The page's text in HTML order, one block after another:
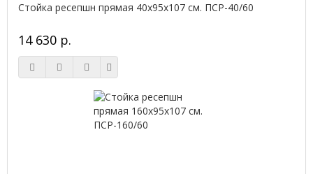
Стойка ресепшн прямая 40х95х107 см. ПСР-40/60
14 630 р.